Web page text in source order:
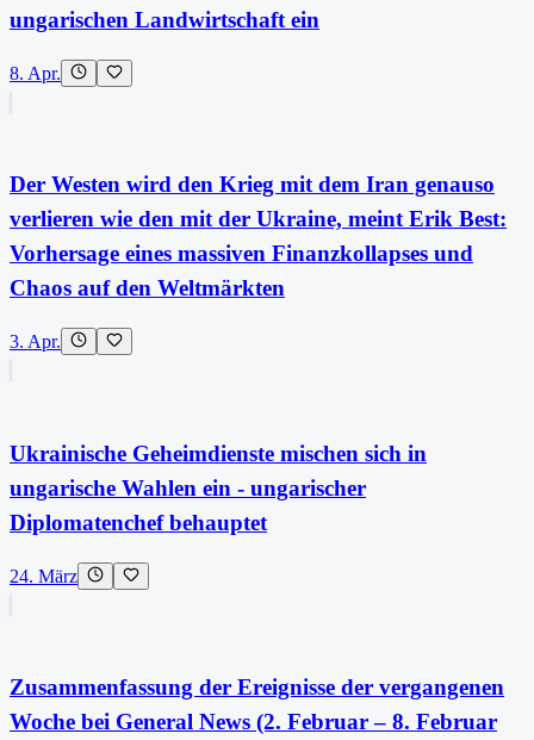
ungarischen Landwirtschaft ein
8. Apr.
Der Westen wird den Krieg mit dem Iran genauso
verlieren wie den mit der Ukraine, meint Erik Best:
Vorhersage eines massiven Finanzkollapses und
Chaos auf den Weltmärkten
3. Apr.
Ukrainische Geheimdienste mischen sich in
ungarische Wahlen ein - ungarischer
Diplomatenchef behauptet
24. März
Zusammenfassung der Ereignisse der vergangenen
Woche bei General News (2. Februar – 8. Februar